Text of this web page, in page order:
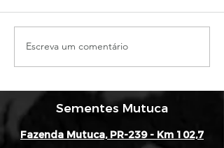
Trigo no verão! Será
que dá boa? 🌾🌾
Escreva um comentário
Fazenda Mutuca, PR-239 - Km 102,7
Sementes Mutuca